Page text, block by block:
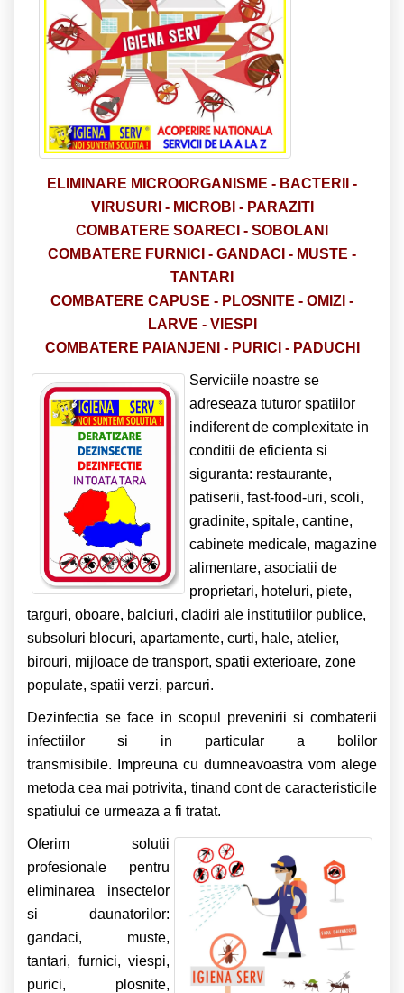
ELIMINARE MICROORGANISME - BACTERII -
VIRUSURI - MICROBI - PARAZITI
COMBATERE SOARECI - SOBOLANI
COMBATERE FURNICI - GANDACI - MUSTE -
TANTARI
COMBATERE CAPUSE - PLOSNITE - OMIZI -
LARVE - VIESPI
COMBATERE PAIANJENI - PURICI - PADUCHI
Serviciile noastre se
adreseaza tuturor spatiilor
indiferent de complexitate in
conditii de eficienta si
siguranta: restaurante,
patiserii, fast-food-uri, scoli,
gradinite, spitale, cantine,
cabinete medicale, magazine
alimentare, asociatii de
proprietari, hoteluri, piete,
targuri, oboare, balciuri, cladiri ale institutiilor publice,
subsoluri blocuri, apartamente, curti, hale, atelier,
birouri, mijloace de transport, spatii exterioare, zone
populate, spatii verzi, parcuri.
Dezinfectia se face in scopul prevenirii si combaterii
infectiilor si in particular a bolilor
transmisibile. Impreuna cu dumneavoastra vom alege
metoda cea mai potrivita, tinand cont de caracteristicile
spatiului ce urmeaza a fi tratat.
Oferim solutii
profesionale pentru
eliminarea insectelor
si daunatorilor:
gandaci, muste,
tantari, furnici, viespi,
purici, plosnite,